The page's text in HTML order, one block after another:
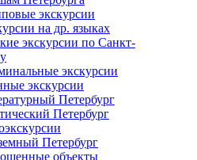
экскурсии
на др. языках
экскурсии по Санкт-
экскурсии
экскурсии
Петербург
Петербург
Петербург
объекты